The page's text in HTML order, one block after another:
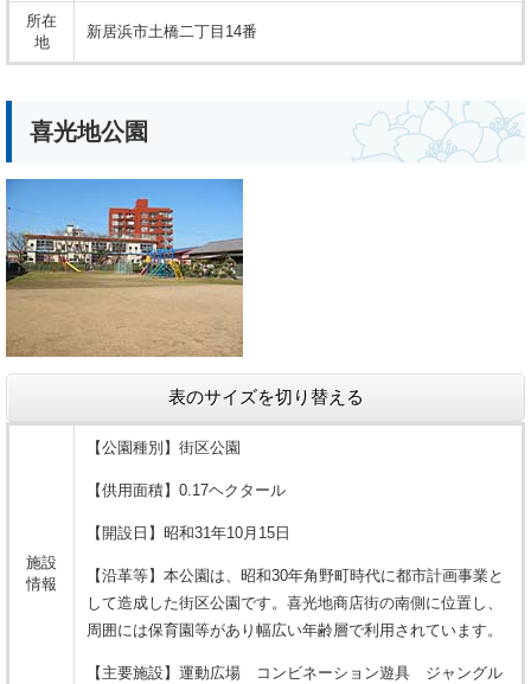
所在
地
新居浜市土橋二丁目14番
喜光地公園
表のサイズを切り替える
施設
情報
【公園種別】街区公園
【供用面積】0.17ヘクタール
【開設日】昭和31年10月15日
【沿革等】本公園は、昭和30年角野町時代に都市計画事業と
して造成した街区公園です。喜光地商店街の南側に位置し、
周囲には保育園等があり幅広い年齢層で利用されています。
【主要施設】運動広場 コンビネーション遊具 ジャングル